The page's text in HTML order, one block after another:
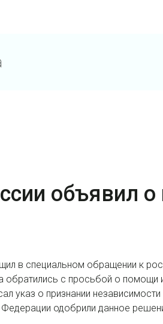
объявил
в специальном обращении к
с просьбой о помощи
указ о признании
одобрили данное